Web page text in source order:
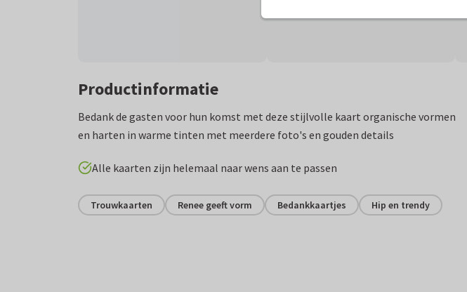
Productinformatie
Bedank de gasten voor hun komst met deze stijlvolle kaart organische vormen
en harten in warme tinten met meerdere foto's en gouden details
Alle kaarten zijn helemaal naar wens aan te passen
Trouwkaarten Renee geeft vorm Bedankkaartjes Hip en trendy